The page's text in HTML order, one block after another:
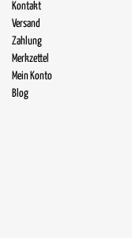
Kontakt
Versand
Zahlung
Merkzettel
Mein Konto
Blog